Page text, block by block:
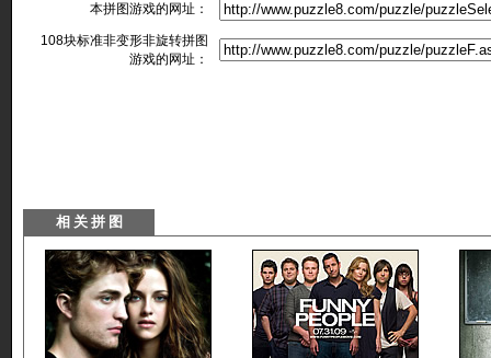
本拼图游戏的网址：
108块标准非变形非旋转拼图
游戏的网址：